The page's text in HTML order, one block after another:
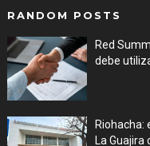
RANDOM POSTS
Red
debe
Riohacha:
La Guajira